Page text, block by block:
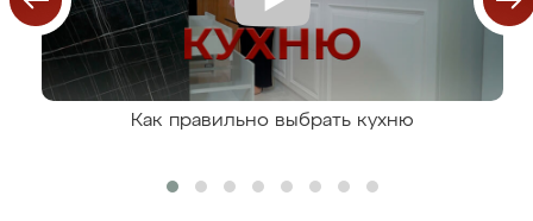
Как правильно выбрать кухню